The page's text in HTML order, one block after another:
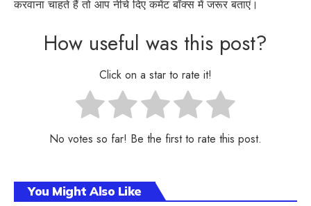
करवाना चाहते हैं तो आप नीचे दिए कमेंट बॉक्स में जरूर बताएं।
How useful was this post?
Click on a star to rate it!
No votes so far! Be the first to rate this post.
You Might Also Like